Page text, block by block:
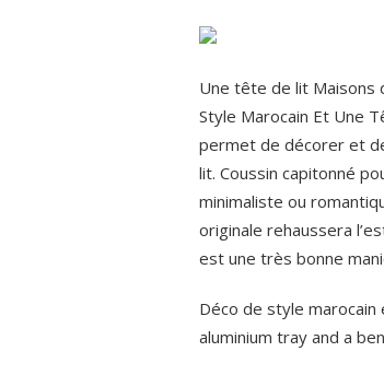
Une tête de lit Maisons
Style Marocain Et Une
permet de décorer et
lit. Coussin capitonné
minimaliste ou
originale rehaussera
est une très bonne
Déco de style
aluminium tray and a